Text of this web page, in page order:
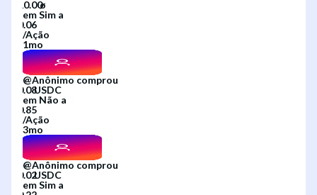
emSim a
/Ação
1mo
@Anônimo comprou
em Não a
/Ação
3mo
@Anônimo comprou
emSim a